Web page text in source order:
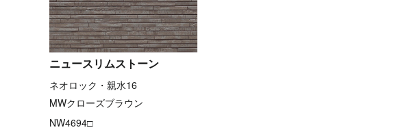
ニュースリムストーン
ネオロック・親水16
MWクローズブラウン
NW4694□